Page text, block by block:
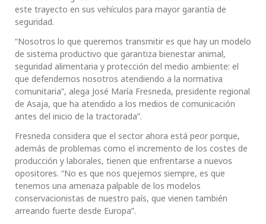
este trayecto en sus vehículos para mayor garantía de
seguridad.
“Nosotros lo que queremos transmitir es que hay un modelo
de sistema productivo que garantiza bienestar animal,
seguridad alimentaria y protección del medio ambiente: el
que defendemos nosotros atendiendo a la normativa
comunitaria”, alega José María Fresneda, presidente regional
de Asaja, que ha atendido a los medios de comunicación
antes del inicio de la tractorada”.
Fresneda considera que el sector ahora está peor porque,
además de problemas como el incremento de los costes de
producción y laborales, tienen que enfrentarse a nuevos
opositores. “No es que nos quejemos siempre, es que
tenemos una amenaza palpable de los modelos
conservacionistas de nuestro país, que vienen también
arreando fuerte desde Europa”.